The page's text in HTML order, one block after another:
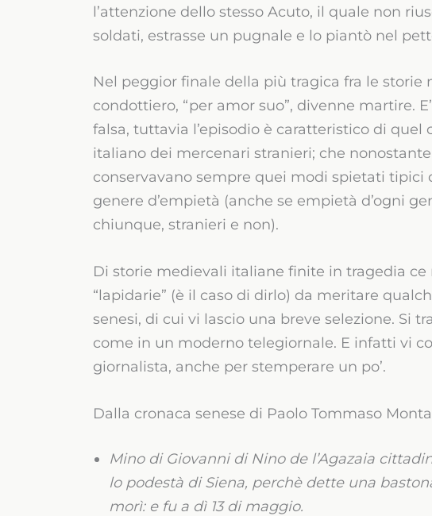
l’attenzione dello stesso Acuto, il quale non
soldati, estrasse un pugnale e lo piantò nel
Nel peggior finale della più tragica fra le
condottiero, “per amor suo”, divenne martire.
falsa, tuttavia l’episodio è caratteristico di
italiano dei mercenari stranieri; che
conservavano sempre quei modi spietati tipici
genere d’empietà (anche se empietà d’ogni
chiunque, stranieri e non).
Di storie medievali italiane finite in tragedia ce
“lapidarie” (è il caso di dirlo) da meritare
senesi, di cui vi lascio una breve selezione. Si
come in un moderno telegiornale. E infatti vi
giornalista, anche per stemperare un po’.
Dalla cronaca senese di Paolo Tommaso
Mino di Giovanni di Nino de l’Agazaia
lo podestà di Siena, perchè dette una
morì: e fu a dì 13 di maggio.